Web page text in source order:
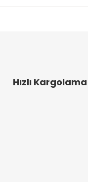
bilgisi, resim, ürün
hatalar bulunuyor.
Hızlı Kargolama